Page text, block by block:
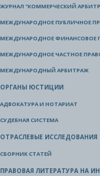
ЖУРНАЛ "КОММЕРЧЕСКИЙ
МЕЖДУНАРОДНОЕ ПУБЛИЧНОЕ
МЕЖДУНАРОДНОЕ ФИНАНСОВОЕ
МЕЖДУНАРОДНОЕ ЧАСТНОЕ
МЕЖДУНАРОДНЫЙ АРБИТРАЖ
ОРГАНЫ ЮСТИЦИИ
АДВОКАТУРА И НОТАРИАТ
СУДЕБНАЯ СИСТЕМА
ОТРАСЛЕВЫЕ ИССЛЕДОВАНИЯ
СБОРНИК СТАТЕЙ
ПРАВОВАЯ ЛИТЕРАТУРА НА